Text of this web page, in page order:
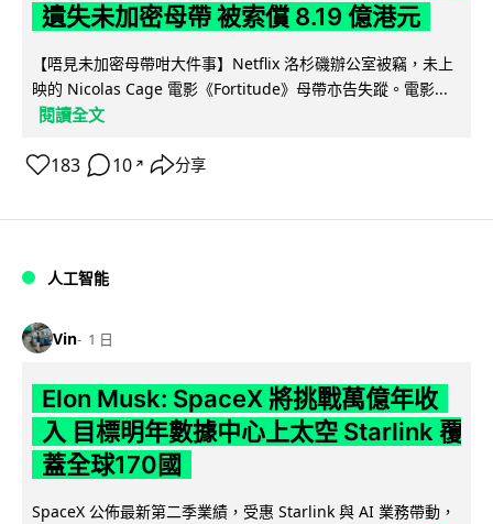
遺失未加密母帶 被索償 8.19 億港元
【唔見未加密母帶咁大件事】Netflix 洛杉磯辦公室被竊，未上
映的 Nicolas Cage 電影《Fortitude》母帶亦告失蹤。電影...
閱讀全文
183 10 ↗ 分享
人工智能
Vin 1 日
Elon Musk: SpaceX 將挑戰萬億年收
入 目標明年數據中心上太空 Starlink 覆
蓋全球170國
SpaceX 公佈最新第二季業績，受惠 Starlink 與 AI 業務帶動，